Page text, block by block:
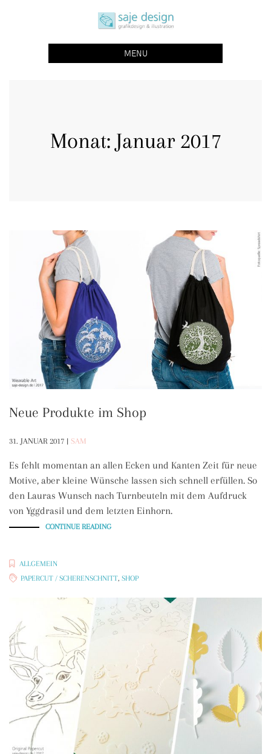
saje design bonn
grafikdesign | buchgestaltung | illustration
MENU
Monat: Januar 2017
Neue Produkte im Shop
31. JANUAR 2017 | SAM
Es fehlt momentan an allen Ecken und Kanten Zeit für neue
Motive, aber kleine Wünsche lassen sich schnell erfüllen. So
den Lauras Wunsch nach Turnbeuteln mit dem Aufdruck
von Yggdrasil und dem letzten Einhorn.
CONTINUE READING„NEUE
ALLGEMEIN
PAPERCUT / SCHERENSCHNITT, SHOP